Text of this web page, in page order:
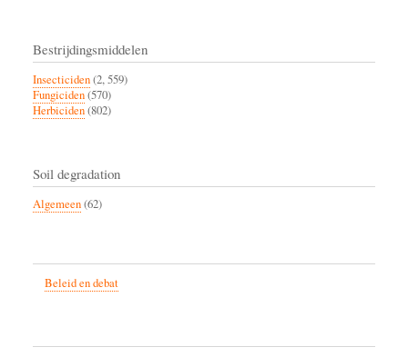
Bestrijdingsmiddelen
Insecticiden(2, 559)
Fungiciden(570)
Herbiciden(802)
Soil degradation
Algemeen(62)
Beleid en debat